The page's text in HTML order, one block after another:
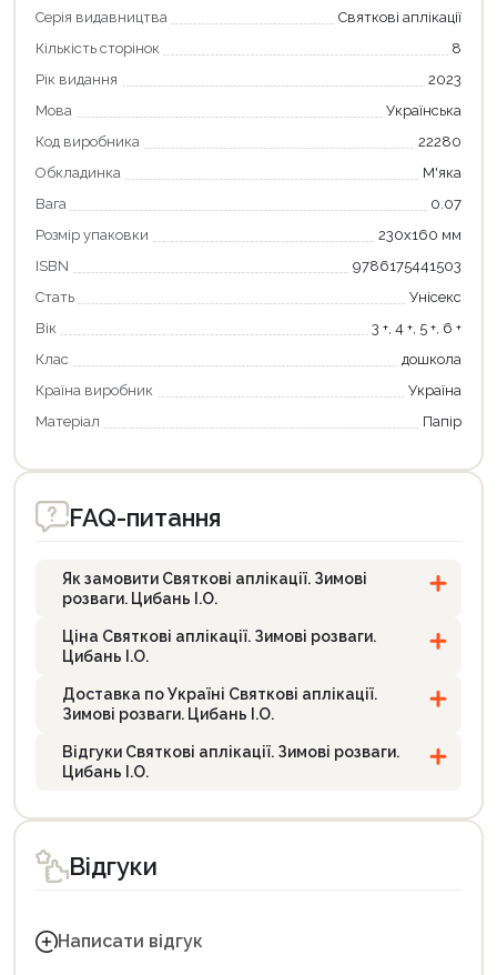
Серія видавництва
Святкові аплікації
Кількість сторінок
8
Рік видання
2023
Мова
Українська
Код виробника
22280
Обкладинка
М'яка
Вага
0.07
Розмір упаковки
230х160 мм
ISBN
9786175441503
Стать
Унісекс
Вік
3 +, 4 +, 5 +, 6 +
Клас
дошкола
Країна виробник
Україна
Матеріал
Папір
FAQ-питання
Як замовити Святкові аплікації. Зимові
розваги. Цибань І.О.
Ціна Святкові аплікації. Зимові розваги.
Цибань І.О.
Доставка по Україні Святкові аплікації.
Зимові розваги. Цибань І.О.
Відгуки Святкові аплікації. Зимові розваги.
Цибань І.О.
Відгуки
Написати відгук
Продовжити покупки